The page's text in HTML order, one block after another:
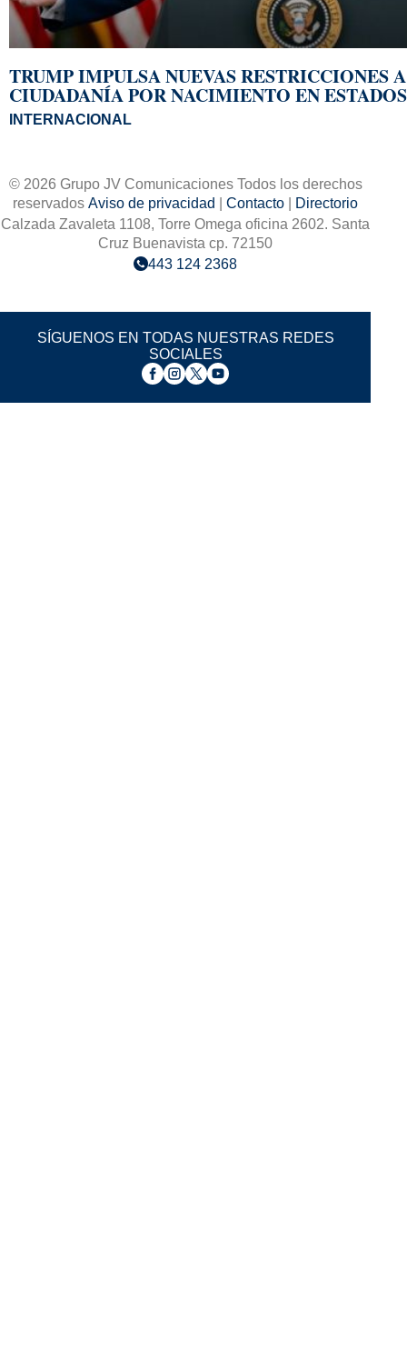
TRUMP IMPULSA NUEVAS RESTRICCIONES
CIUDADANÍA POR NACIMIENTO EN
INTERNACIONAL
© 2026 Grupo JV Comunicaciones Todos los derechos
reservados Aviso de privacidad Contacto
Directorio
Calzada Zavaleta 1108, Torre Omega oficina 2602. Santa
Cruz Buenavista cp. 72150
443 124 2368
SÍGUENOS EN TODAS NUESTRAS REDES
SOCIALES